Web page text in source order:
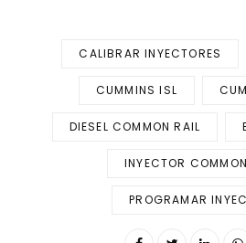
CALIBRAR INYECTORES
CUMMINS ISL
DIESEL COMMON RAIL
INYECTOR
PROGRAMAR